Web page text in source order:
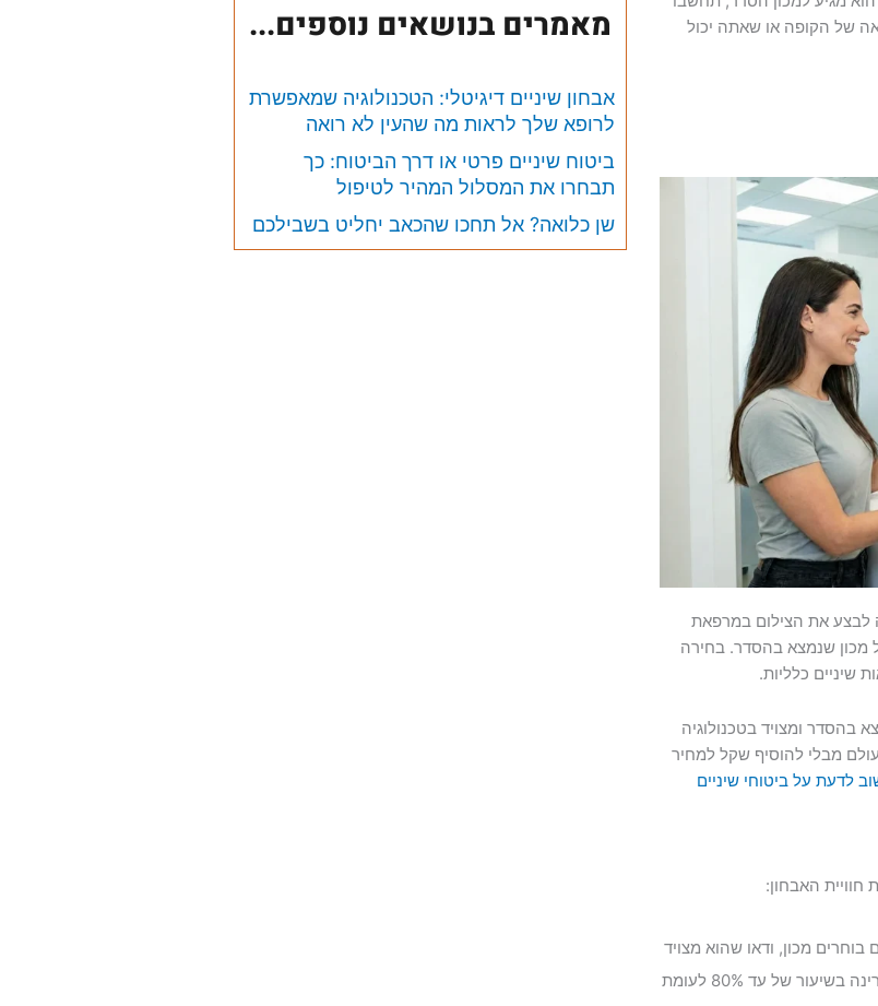
של הקופה או שאתה יכול
לבצע את הצילום במרפאת
מכון שנמצא בהסדר. בחירה
שיניים כלליות.
בהסדר ומצויד בטכנולוגיה
מבלי להוסיף שקל למחיר
לדעת על ביטוחי שיניים
האבחון:
מכון, ודאו שהוא מצויד
בטכנולוגיה דיגיטלית חדישה. המכשור הדיגיטלי שלנו מפחית את החשיפה לקרינה בשיעור של עד 80% לעומת
מאמרים בנושאים נוספים...
אבחון שיניים דיגיטלי: הטכנולוגיה שמאפשרת
לרופא שלך לראות מה שהעין לא רואה
ביטוח שיניים פרטי או דרך הביטוח: כך
תבחרו את המסלול המהיר לטיפול
שן כלואה? אל תחכו שהכאב יחליט בשבילכם